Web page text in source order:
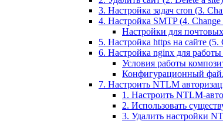
3. Настройка задач cron (3.
4. Настройка SMTP (4. Change
Настройки для
5. Настройка https на сайте (5.
6. Настройка nginx для
Условия работы
Конфигурационный
7. Настроить NTLM
1. Настроить NTLM-
2. Использовать
3. Удалить настройки